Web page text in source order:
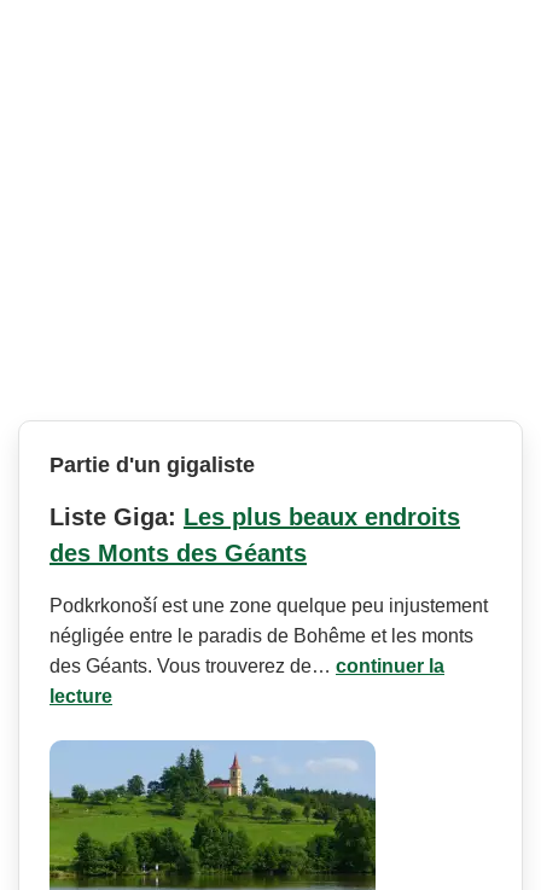
Partie d'un gigaliste
Liste Giga: Les plus beaux endroits
des Monts des Géants
Podkrkonoší est une zone quelque peu injustement
négligée entre le paradis de Bohême et les monts
des Géants. Vous trouverez de… continuer la
lecture